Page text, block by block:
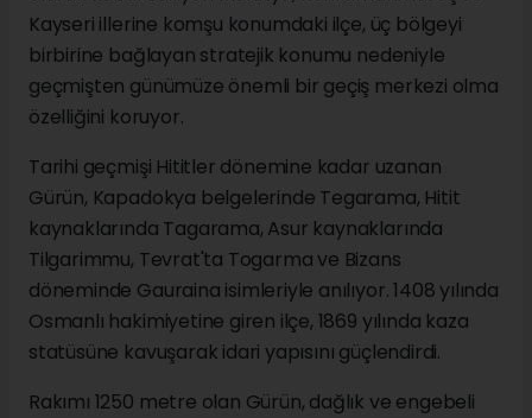
Kayseri illerine komşu konumdaki ilçe, üç bölgeyi
birbirine bağlayan stratejik konumu nedeniyle
geçmişten günümüze önemli bir geçiş merkezi olma
özelliğini koruyor.
Tarihi geçmişi Hititler dönemine kadar uzanan
Gürün, Kapadokya belgelerinde Tegarama, Hitit
kaynaklarında Tagarama, Asur kaynaklarında
Tilgarimmu, Tevrat'ta Togarma ve Bizans
döneminde Gauraina isimleriyle anılıyor. 1408 yılında
Osmanlı hakimiyetine giren ilçe, 1869 yılında kaza
statüsüne kavuşarak idari yapısını güçlendirdi.
Rakımı 1250 metre olan Gürün, dağlık ve engebeli